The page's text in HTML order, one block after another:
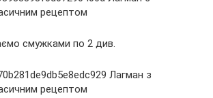
смужками по 2 див.